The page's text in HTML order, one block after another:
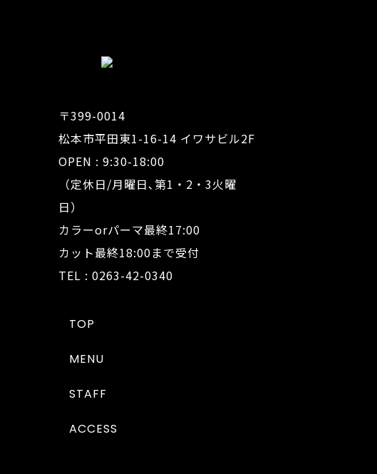
〒399-0014
松本市平田東1-16-14 イワサビル2F
OPEN : 9:30-18:00
（定休日/月曜日､第1・2・3火曜
日）
カラーorパーマ最終17:00
カット最終18:00まで受付
TEL : 0263-42-0340
TOP
MENU
STAFF
ACCESS